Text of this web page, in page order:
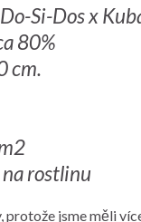
Si-Dos x
80%
cm.
rostlinu
jsme měli